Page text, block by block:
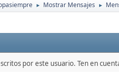
► Mostrar Mensajes ►
por este usuario. Ten en